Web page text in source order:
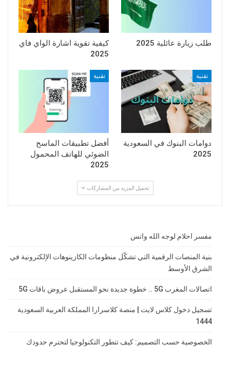
طلب زيارة عائلية 2025
كيفية تقوية اشارة الواي فاي
2025
تقنية
دوامات البنوك في السعودية
2025
تقنية
أفضل تطبيقات الماسح
الضوئي للهاتف المحمول
2025
تحميل المزيد من المشاركات
مفسر احلام لوجه الله واتس
بنية المنصات الرقمية التي تشكّل منظومات الكازينوهات الإلكترونية في
الشرق الأوسط
اتصالات المغرب 5G .. خطوة جديدة نحو المستقبل عروض باقات 5G
تسجيل دخول كلاس لايت | منصة كلاسرارا المملكة العربية السعودية
1444
الخصوصية حسب التصميم: كيف تتطور التكنولوجيا لتحترم حدودك